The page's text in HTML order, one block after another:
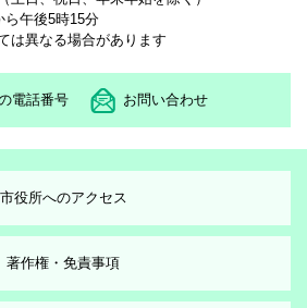
ら午後5時15分
は異なる場合があります
電話番号 お問い合わせ
市役所へのアクセス
著作権・免責事項